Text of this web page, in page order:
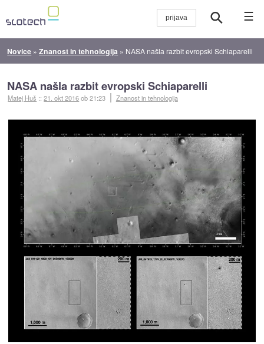
☰
Novice »Znanost in tehnologija » NASA našla razbit evropski Schiaparelli
NASA našla razbit evropski Schiaparelli
Matej Huš ::21. okt 2016ob 21:23 Znanost in tehnologija